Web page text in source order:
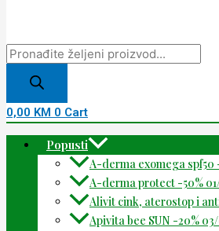
0,00 KM 0 Cart
Popusti
A-derma exomega spf50
A-derma protect -50%
Alivit cink, aterostop i
Apivita bee SUN -20%